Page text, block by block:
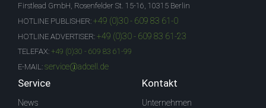
Firstlead GmbH, Rosenfelder St. 15-16, 10315 Berlin
HOTLINE PUBLISHER: +49 (0)30 - 609 83 61-0
HOTLINE ADVERTISER: +49 (0)30 - 609 83 61-23
TELEFAX: +49 (0)30 - 609 83 61-99
E-MAIL: service@adcell.de
Service
News
Kontakt
Unternehmen